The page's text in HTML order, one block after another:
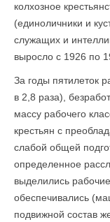
колхозное
(единоличники и
служащих и
выросло с 1926 по
За годы пятилеток
в 2,8 раза),
массу рабочего
крестьян с
слабой общей
определенное
выделились
обеспечивались
подвижной состав